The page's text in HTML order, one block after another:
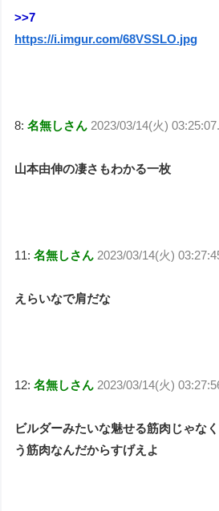
>>7
https://i.imgur.com/68VSSLO.jpg
8:名無しさん 2023/03/14(火)
山本由伸の凄さもわかる一枚
11:名無しさん 2023/03/14(火)
えらいなで肩だな
12:名無しさん 2023/03/14(火)
ビルダーみたいな魅せる筋肉じゃな
う筋肉なんだからすげえよ